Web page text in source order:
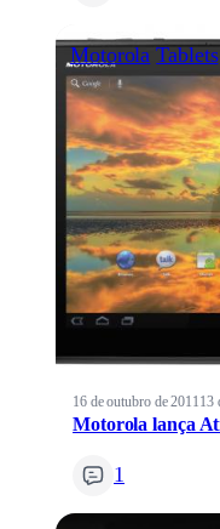
Motorola Tablets
16 de outubro de 2011 13
Motorola lança
1